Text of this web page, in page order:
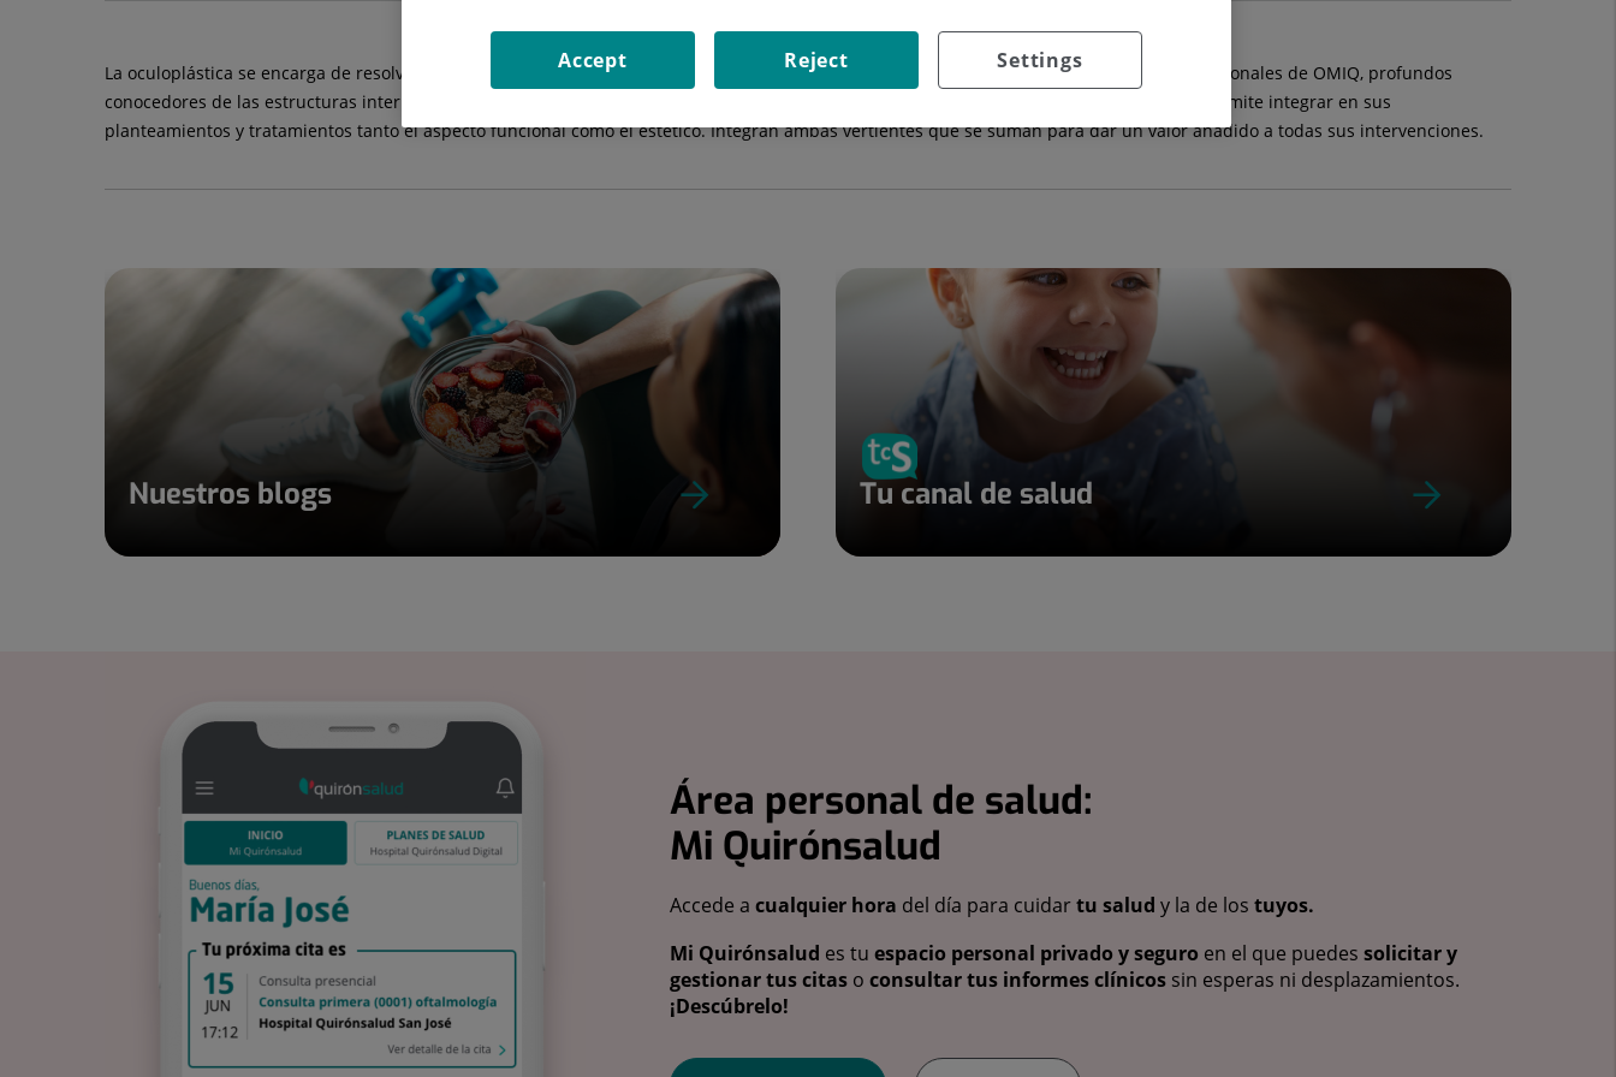
La oculoplástica se encarga de resolver todos aquellos problemas relacionados con lospárpados el sistema lagrimalyla órbita.
Los profesionales de OMIQ, profundos
conocedores de las estructuras internas y la funcionalidad de los tejidos de alrededor del ojo, poseen una magnifica formación que les permite integrar en sus
planteamientos y tratamientos tanto el aspecto funcional como el estético. Integran ambas vertientes que se suman para dar un valor añadido a todas sus intervenciones.
Nuestros blogs Tu canal de salud
Área personal de salud:
Mi Quirónsalud
Accede a cualquier hora del día para cuidartu salud y la de los tuyos.
Mi Quirónsalud es tu espacio personal privado y seguro en el que puedes solicitar y
gestionar tus citas o consultar tus informes clínicos sin esperas ni desplazamientos.
¡Descúbrelo!
Settings
Reject
Accept